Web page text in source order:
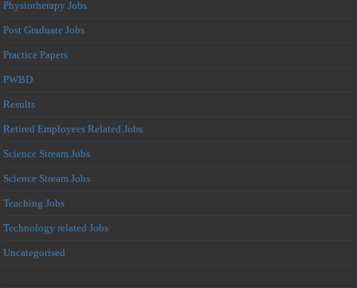
Physiotherapy Jobs
Post Graduate Jobs
Practice Papers
PWBD
Results
Retired Employees Related Jobs
Science Stream Jobs
Science Stream Jobs
Teaching Jobs
Technology related Jobs
Uncategorised